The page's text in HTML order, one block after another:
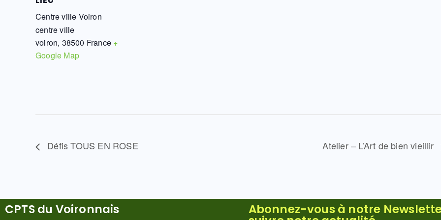
Centre ville Voiron
centre ville
voiron, 38500 France +
Google Map
Défis TOUS EN ROSE Atelier – L’Art de bien vieillir
CPTS du Voironnais Abonnez-vous à notre